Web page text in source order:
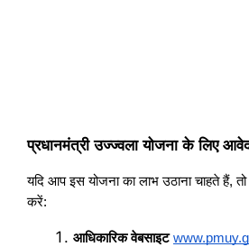
प्रधानमंत्री उज्ज्वला योजना के लिए
यदि आप इस योजना का लाभ उठाना चाहते हैं,
करें:
आधिकारिक वेबसाइट